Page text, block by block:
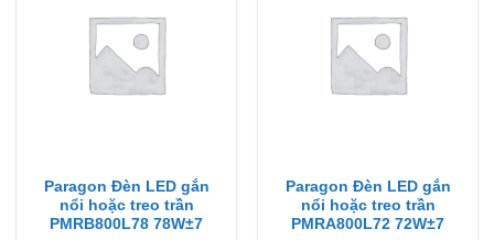
Paragon Đèn LED gắn
nổi hoặc treo trần
PMRB800L78 78W±7
Paragon Đèn LED gắn
nổi hoặc treo trần
PMRA800L72 72W±7